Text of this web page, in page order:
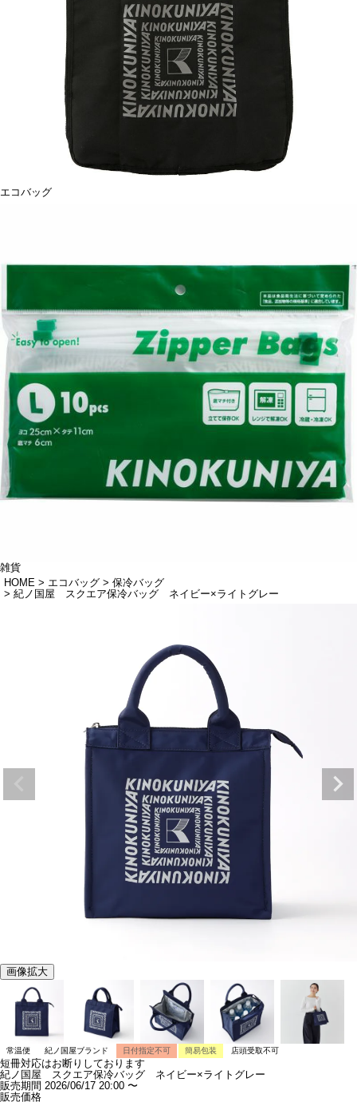
エコバッグ
雑貨
HOME
エコバッグ
保冷バッグ
紀ノ国屋 スクエア保冷バッグ ネイビー×ライトグレー
画像拡大
常温便 紀ノ国屋ブランド 日付指定不可 簡易包装 店頭受取不可
短冊対応はお断りしております
紀ノ国屋 スクエア保冷バッグ ネイビー×ライトグレー
販売期間 2026/06/17 20:00 〜
販売価格